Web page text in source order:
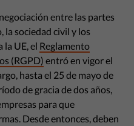
entre las partes
la sociedad civil y los
la UE, el Reglamento
(RGPD) entró en vigor el
hasta el 25 de mayo de
de gracia de dos años,
para que
Desde entonces, deben